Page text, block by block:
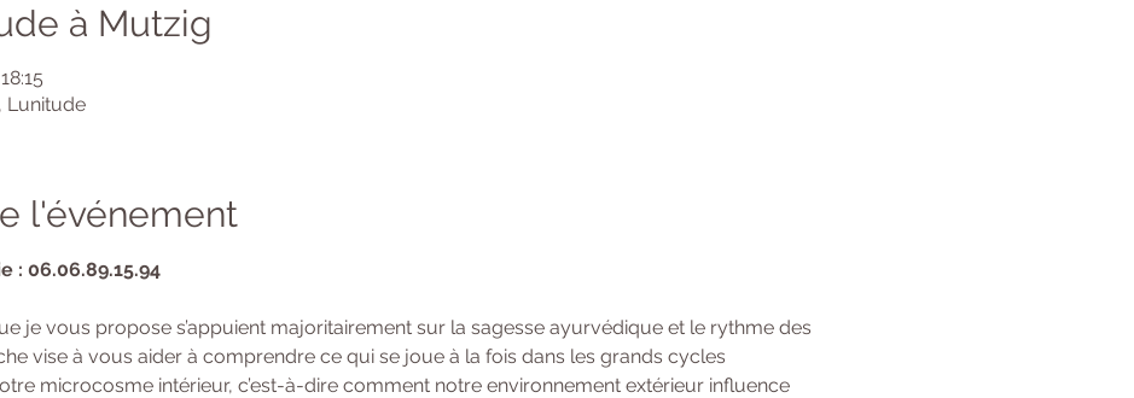
à Mutzig
Lunitude
l'événement
: 06.06.89.15.94
je vous propose s’appuient majoritairement sur la sagesse ayurvédique et le rythme des
vise à vous aider à comprendre ce qui se joue à la fois dans les grands cycles
microcosme intérieur, c’est-à-dire comment notre environnement extérieur influence